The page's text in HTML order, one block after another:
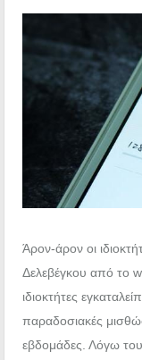
Άρον-άρον οι
Δελεβέγκου από το
ιδιοκτήτες
παραδοσιακές
εβδομάδες. Λόγω